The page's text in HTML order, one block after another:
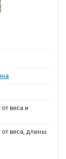
веса и
от веса, длины